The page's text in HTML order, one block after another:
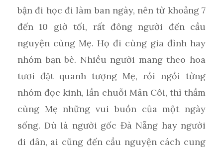
bận đi học đi làm ban ngày, nên từ khoảng 7
đến 10 giờ tối, rất đông người đến cầu
nguyện cùng Mẹ. Họ đi cùng gia đình hay
nhóm bạn bè. Nhiều người mang theo hoa
tươi đặt quanh tượng Mẹ, rồi ngồi từng
nhóm đọc kinh, lần chuỗi Mân Côi, thì thầm
cùng Mẹ những vui buồn của một ngày
sống. Dù là người gốc Đà Nẵng hay người
di dân, ai cũng đến cầu nguyện cách cung